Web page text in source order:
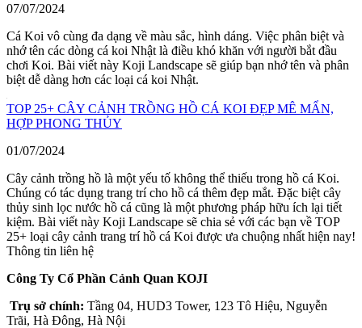
07/07/2024
Cá Koi vô cùng đa dạng về màu sắc, hình dáng. Việc phân biệt và
nhớ tên các dòng cá koi Nhật là điều khó khăn với người bắt đầu
chơi Koi. Bài viết này Koji Landscape sẽ giúp bạn nhớ tên và phân
biệt dễ dàng hơn các loại cá koi Nhật.
TOP 25+ CÂY CẢNH TRỒNG HỒ CÁ KOI ĐẸP MÊ MẨN,
HỢP PHONG THỦY
01/07/2024
Cây cảnh trồng hồ là một yếu tố không thể thiếu trong hồ cá Koi.
Chúng có tác dụng trang trí cho hồ cá thêm đẹp mắt. Đặc biệt cây
thủy sinh lọc nước hồ cá cũng là một phương pháp hữu ích lại tiết
kiệm. Bài viết này Koji Landscape sẽ chia sẻ với các bạn về TOP
25+ loại cây cảnh trang trí hồ cá Koi được ưa chuộng nhất hiện nay!
Thông tin liên hệ
Công Ty Cổ Phần Cảnh Quan KOJI
Trụ sở chính: Tầng 04, HUD3 Tower, 123 Tô Hiệu, Nguyễn
Trãi, Hà Đông, Hà Nội